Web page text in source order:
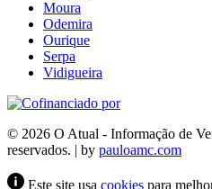
Moura
Odemira
Ourique
Serpa
Vidigueira
© 2026 O Atual - Informação de
reservados. | by pauloamc.com
Este site usa cookies para